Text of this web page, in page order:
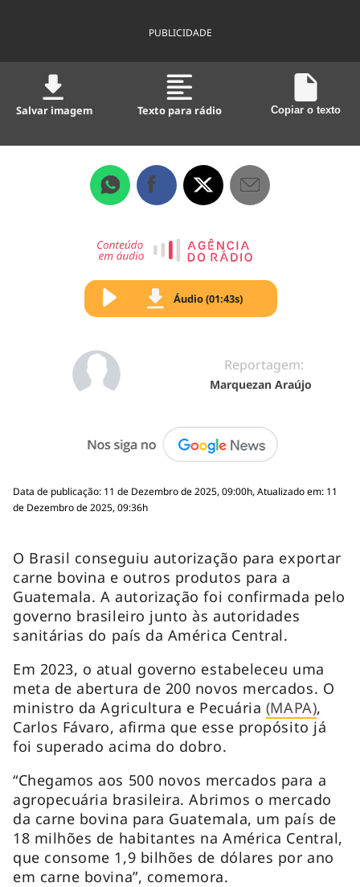
PUBLICIDADE
Salvar imagem Texto para rádio Copiar o texto
Áudio (01:43s)
Reportagem:
Marquezan Araújo
Data de publicação: 11 de Dezembro de 2025, 09:00h, Atualizado em: 11
de Dezembro de 2025, 09:36h
O Brasil conseguiu autorização para exportar
carne bovina e outros produtos para a
Guatemala. A autorização foi confirmada pelo
governo brasileiro junto às autoridades
sanitárias do país da América Central.
Em 2023, o atual governo estabeleceu uma
meta de abertura de 200 novos mercados. O
ministro da Agricultura e Pecuária (MAPA),
Carlos Fávaro, afirma que esse propósito já
foi superado acima do dobro.
“Chegamos aos 500 novos mercados para a
agropecuária brasileira. Abrimos o mercado
da carne bovina para Guatemala, um país de
18 milhões de habitantes na América Central,
que consome 1,9 bilhões de dólares por ano
em carne bovina”, comemora.